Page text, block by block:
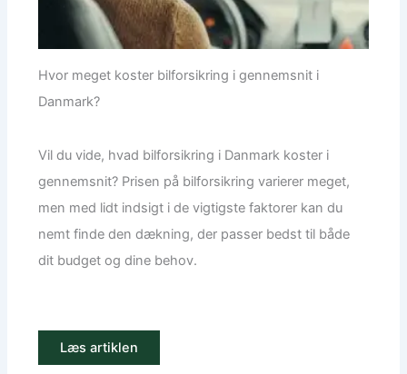
Hvor meget koster bilforsikring i gennemsnit i
Danmark?
Vil du vide, hvad bilforsikring i Danmark koster i
gennemsnit? Prisen på bilforsikring varierer meget,
men med lidt indsigt i de vigtigste faktorer kan du
nemt finde den dækning, der passer bedst til både
dit budget og dine behov.
Læs artiklen